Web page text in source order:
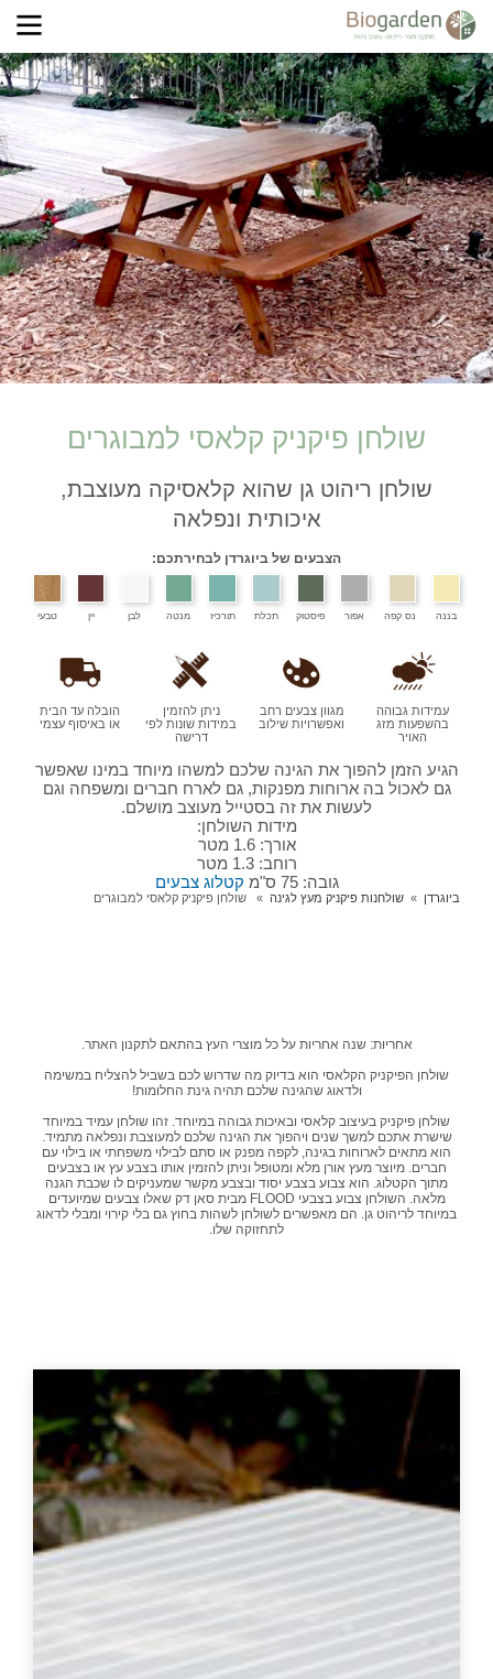
שולחן פיקניק קלאסי למבוגרים
שולחן ריהוט גן שהוא קלאסיקה מעוצבת,
איכותית ונפלאה
הצבעים של ביוגרדן לבחירתכם:
בננה נס קפה אפור פיסטוק תכלת תורכיז מנטה לבן יין טבעי
עמידות גבוהה
בהשפעות מזג
האויר
מגוון צבעים רחב
ואפשרויות שילוב
ניתן להזמין
במידות שונות לפי
דרישה
הובלה עד הבית
או באיסוף עצמי
הגיע הזמן להפוך את הגינה שלכם למשהו מיוחד במינו שאפשר
גם לאכול בה ארוחות מפנקות, גם לארח חברים ומשפחה וגם
לעשות את זה בסטייל מעוצב מושלם.
מידות השולחן:
אורך: 1.6 מטר
רוחב: 1.3 מטר
גובה: 75 ס"מ
קטלוג צבעים
ביוגרדן שולחנות פיקניק מעץ לגינה שולחן פיקניק קלאסי למבוגרים
אחריות: שנה אחריות על כל מוצרי העץ בהתאם לתקנון האתר.
שולחן הפיקניק הקלאסי הוא בדיוק מה שדרוש לכם בשביל להצליח במשימה
ולדאוג שהגינה שלכם תהיה גינת החלומות!
שולחן פיקניק בעיצוב קלאסי ובאיכות גבוהה במיוחד. זהו שולחן עמיד במיוחד
שישרת אתכם למשך שנים ויהפוך את הגינה שלכם למעוצבת ונפלאה מתמיד.
הוא מתאים לארוחות בגינה, לקפה מפנק או סתם לבילוי משפחתי או בילוי עם
חברים. מיוצר מעץ אורן מלא ומטופל וניתן להזמין אותו בצבע עץ או בצבעים
מתוך הקטלוג. הוא צבוע בצבע יסוד ובצבע מקשר שמעניקים לו שכבת הגנה
מלאה. השולחן צבוע בצבעי FLOOD מבית סאן דק שאלו צבעים שמיועדים
במיוחד לריהוט גן. הם מאפשרים לשולחן לשהות בחוץ גם בלי קירוי ומבלי לדאוג
לתחזוקה שלו.